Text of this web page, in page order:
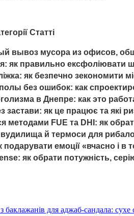
Статті
вывоз мусора из офисов,
як правильно ексфоліювати
як безпечно зекономити
без ошибок: как
в Днепре: как это
застави: як це працює та які
методами FUE та DHI: як
вудилища й термоси для
подарувати емоції «вчасно і
як обрати потужність,
баклажанів для аджаб-сандала: сухе